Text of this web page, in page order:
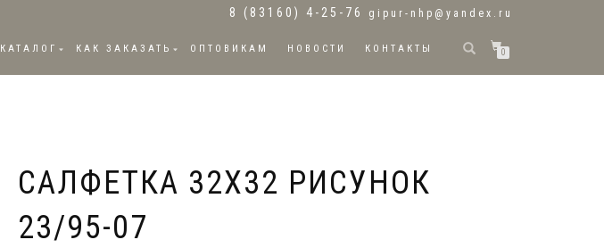
8 (83160) 4-25-76 gipur-nhp@yandex.ru
КАТАЛОГ КАК ЗАКАЗАТЬ ОПТОВИКАМ НОВОСТИ КОНТАКТЫ 0
САЛФЕТКА 32Х32 РИСУНОК
23/95-07